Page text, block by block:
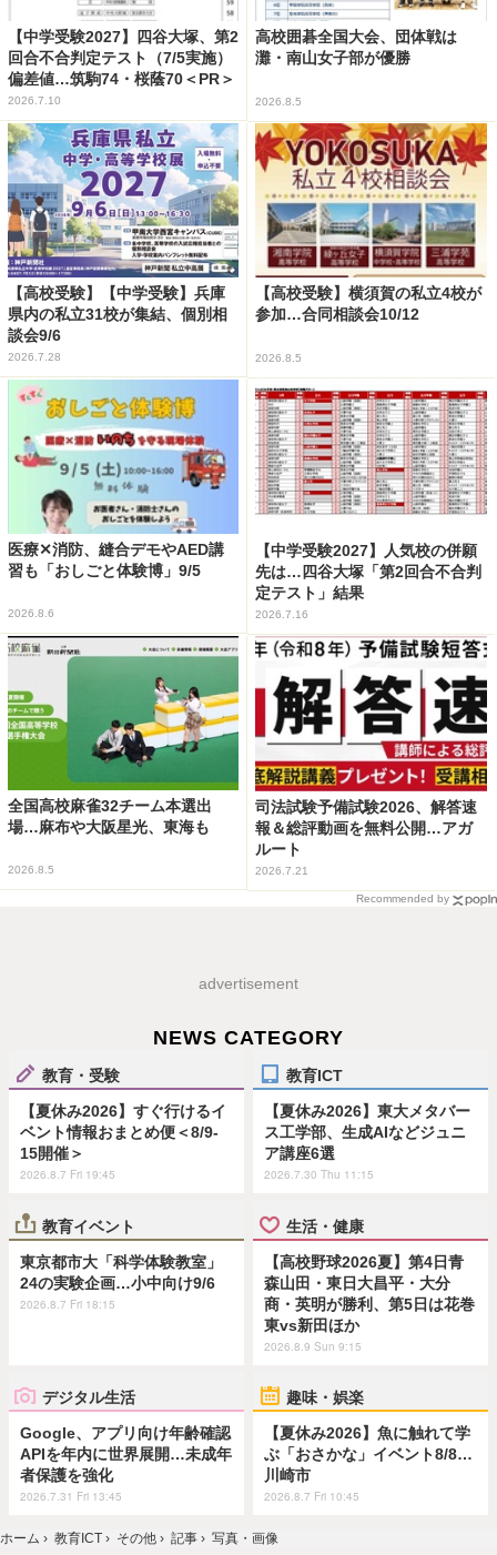
【中学受験2027】四谷大塚、第2
回合不合判定テスト（7/5実施）
偏差値…筑駒74・桜蔭70＜PR＞
2026.7.10
高校囲碁全国大会、団体戦は
灘・南山女子部が優勝
2026.8.5
【高校受験】【中学受験】兵庫
県内の私立31校が集結、個別相
談会9/6
2026.7.28
【高校受験】横須賀の私立4校が
参加…合同相談会10/12
2026.8.5
医療✕消防、縫合デモやAED講
習も「おしごと体験博」9/5
2026.8.6
【中学受験2027】人気校の併願
先は…四谷大塚「第2回合不合判
定テスト」結果
2026.7.16
全国高校麻雀32チーム本選出
場…麻布や大阪星光、東海も
2026.8.5
司法試験予備試験2026、解答速
報＆総評動画を無料公開…アガ
ルート
2026.7.21
Recommended by
advertisement
NEWS CATEGORY
教育・受験
【夏休み2026】すぐ行けるイ
ベント情報おまとめ便＜8/9-
15開催＞
2026.8.7 Fri 19:45
教育ICT
【夏休み2026】東大メタバー
ス工学部、生成AIなどジュニ
ア講座6選
2026.7.30 Thu 11:15
教育イベント
東京都市大「科学体験教室」
24の実験企画…小中向け9/6
2026.8.7 Fri 18:15
生活・健康
【高校野球2026夏】第4日青
森山田・東日大昌平・大分
商・英明が勝利、第5日は花巻
東vs新田ほか
2026.8.9 Sun 9:15
デジタル生活
Google、アプリ向け年齢確認
APIを年内に世界展開…未成年
者保護を強化
2026.7.31 Fri 13:45
趣味・娯楽
【夏休み2026】魚に触れて学
ぶ「おさかな」イベント8/8…
川崎市
2026.8.7 Fri 10:45
ホーム › 教育ICT › その他 › 記事 › 写真・画像